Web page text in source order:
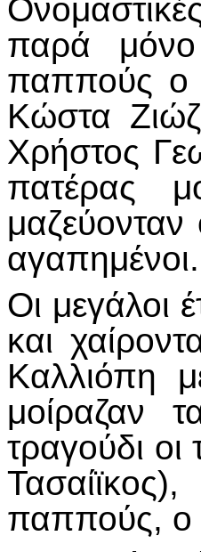
παρά
παππούς ο
Κώστα
Χρήστος
πατέρας
μαζεύονταν
αγαπημένοι.
Οι μεγάλοι
και
Καλλιόπη
μοίραζαν
τραγούδι
παππούς, ο